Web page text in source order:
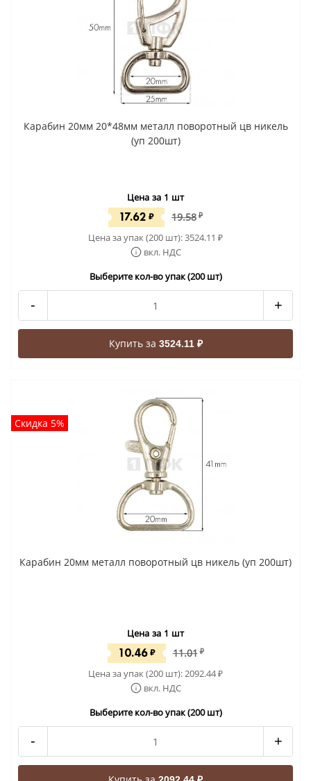
Карабин 20мм 20*48мм металл поворотный цв никель
(уп 200шт)
Цена за 1 шт
17.62 ₽ 19.58 ₽
Цена за упак (200 шт):3524.11 ₽
вкл. НДС
Выберите кол-во упак (200 шт)
- +
Купить за 3524.11 ₽
Скидка 5%
Карабин 20мм металл поворотный цв никель (уп 200шт)
Цена за 1 шт
10.46 ₽ 11.01 ₽
Цена за упак (200 шт):2092.44₽
вкл. НДС
Выберите кол-во упак (200 шт)
- +